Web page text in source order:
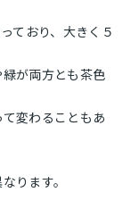
ており、大きく５
が両方とも茶色
変わることもあ
ります。